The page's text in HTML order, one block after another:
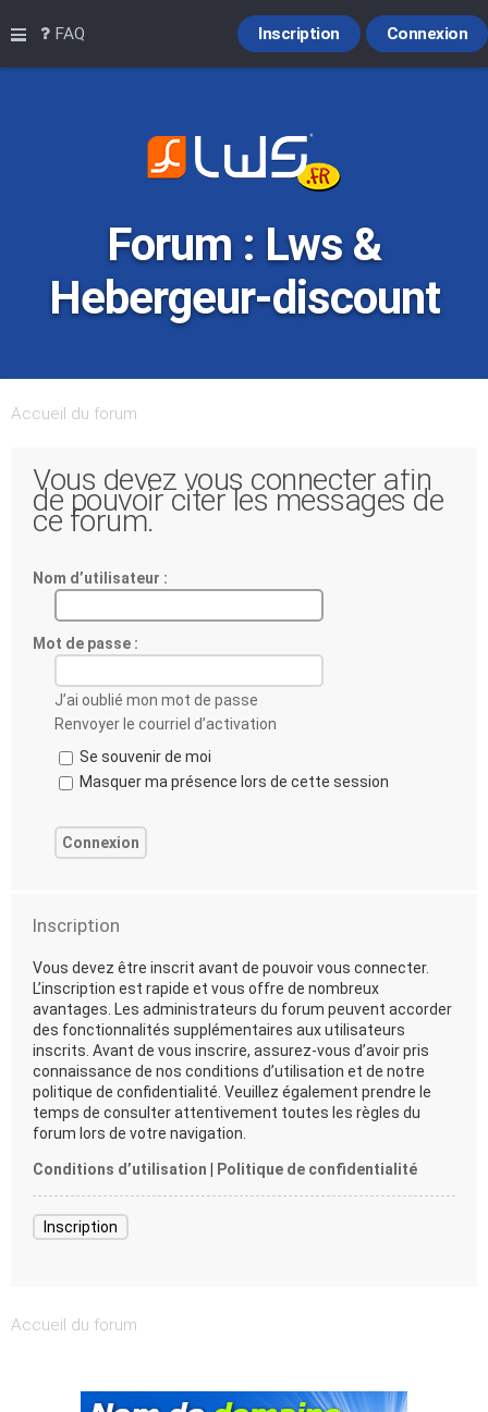
Raccourcis
FAQ Connexion
Inscription
Forum : Lws &
Hebergeur-discount
Accueil du forum
Vous devez vous connecter afin
de pouvoir citer les messages de
ce forum.
Nom d’utilisateur :
Mot de passe :
J’ai oublié mon mot de passe
Renvoyer le courriel d’activation
Se souvenir de moi
Masquer ma présence lors de cette session
Inscription
Vous devez être inscrit avant de pouvoir vous connecter.
L’inscription est rapide et vous offre de nombreux
avantages. Les administrateurs du forum peuvent accorder
des fonctionnalités supplémentaires aux utilisateurs
inscrits. Avant de vous inscrire, assurez-vous d’avoir pris
connaissance de nos conditions d’utilisation et de notre
politique de confidentialité. Veuillez également prendre le
temps de consulter attentivement toutes les règles du
forum lors de votre navigation.
Conditions d’utilisation Politique de confidentialité
Inscription
Accueil du forum